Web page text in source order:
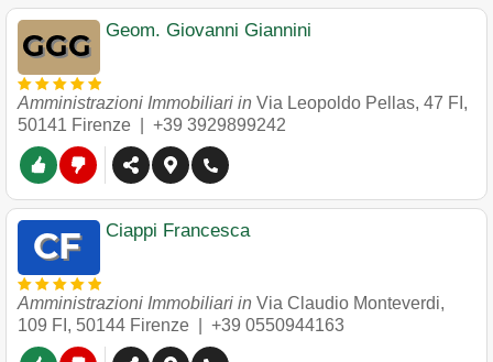
Geom. Giovanni Giannini
Amministrazioni Immobiliari in Via Leopoldo Pellas, 47 FI ,
50141 Firenze +39 3929899242
Ciappi Francesca
Amministrazioni Immobiliari in Via Claudio Monteverdi,
109 FI , 50144 Firenze +39 0550944163